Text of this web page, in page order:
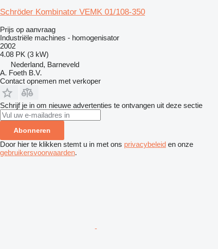
Schröder Kombinator VEMK 01/108-350
Prijs op aanvraag
Industriële machines - homogenisator
2002
4.08 PK (3 kW)
Nederland, Barneveld
A. Foeth B.V.
Contact opnemen met verkoper
Schrijf je in om nieuwe advertenties te ontvangen uit deze sectie
Abonneren
Door hier te klikken stemt u in met ons privacybeleid en onze
gebruikersvoorwaarden.